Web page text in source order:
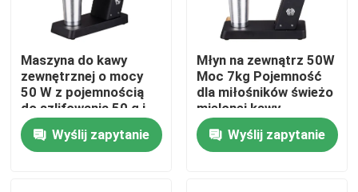
Dom
Produkty
Maszyna do kawy
zewnętrznej o mocy
50 W z pojemnością
do szlifowania 50 g i
logo na zamówienie
Wyślij zapytanie
Młyn na zewnątrz 50W
Moc 7kg Pojemność
dla miłośników świeżo
mielonej kawy
Wyślij zapytanie